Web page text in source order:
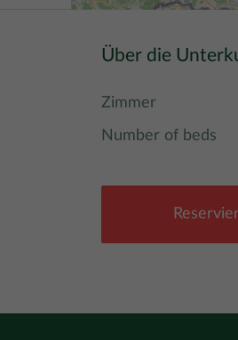
Über die
Zimmer
Number of beds